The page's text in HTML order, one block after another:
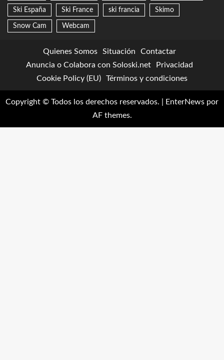
Ski España Ski France ski francia Skimo
Snow Cam Webcam
Quienes Somos Situación
Contactar
Anuncia o Colabora con Soloski.net
Privacidad
Cookie Policy (EU)
Términos y condiciones
Copyright © Todos los derechos reservados. EnterNews por
AF themes.